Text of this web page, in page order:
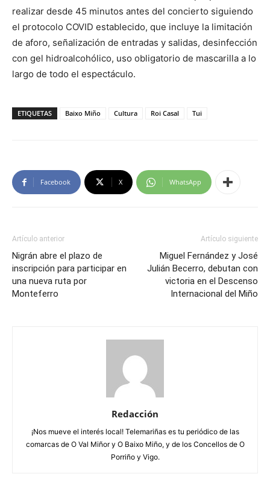
realizar desde 45 minutos antes del concierto siguiendo
el protocolo COVID establecido, que incluye la limitación
de aforo, señalización de entradas y salidas, desinfección
con gel hidroalcohólico, uso obligatorio de mascarilla a lo
largo de todo el espectáculo.
ETIQUETAS Baixo Miño Cultura Roi Casal Tui
Facebook X WhatsApp
Artículo anterior
Nigrán abre el plazo de
inscripción para participar en
una nueva ruta por
Monteferro
Artículo siguiente
Miguel Fernández y José
Julián Becerro, debutan con
victoria en el Descenso
Internacional del Miño
Redacción
¡Nos mueve el interés local! Telemariñas es tu periódico de las
comarcas de O Val Miñor y O Baixo Miño, y de los Concellos de O
Porriño y Vigo.